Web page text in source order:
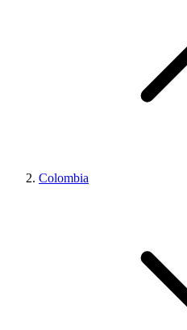
Colombia